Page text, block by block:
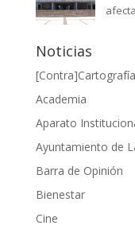
Noticias
Academia
Aparato
Ayuntamiento de
Barra de Opinión
Bienestar
Cine